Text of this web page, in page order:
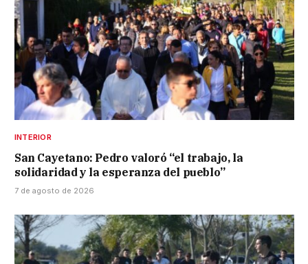
INTERIOR
San Cayetano: Pedro valoró “el trabajo, la
solidaridad y la esperanza del pueblo”
7 de agosto de 2026